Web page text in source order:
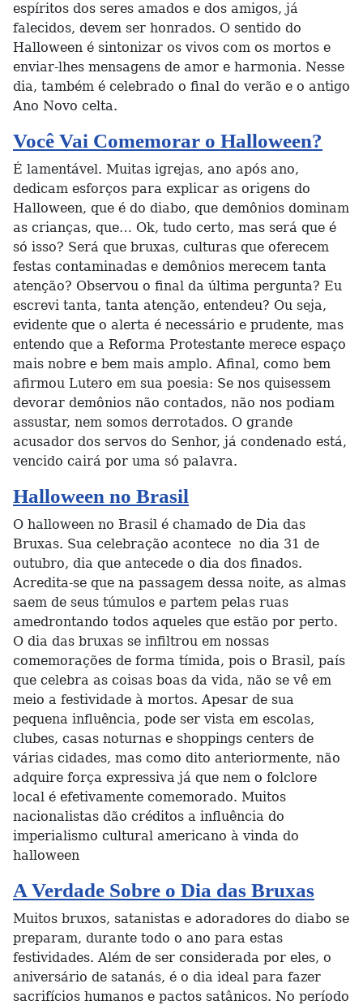
espíritos dos seres amados e dos amigos, já
falecidos, devem ser honrados. O sentido do
Halloween é sintonizar os vivos com os mortos e
enviar-lhes mensagens de amor e harmonia. Nesse
dia, também é celebrado o final do verão e o antigo
Ano Novo celta.
Você Vai Comemorar o Halloween?
É lamentável. Muitas igrejas, ano após ano,
dedicam esforços para explicar as origens do
Halloween, que é do diabo, que demônios dominam
as crianças, que… Ok, tudo certo, mas será que é
só isso? Será que bruxas, culturas que oferecem
festas contaminadas e demônios merecem tanta
atenção? Observou o final da última pergunta? Eu
escrevi tanta, tanta atenção, entendeu? Ou seja,
evidente que o alerta é necessário e prudente, mas
entendo que a Reforma Protestante merece espaço
mais nobre e bem mais amplo. Afinal, como bem
afirmou Lutero em sua poesia: Se nos quisessem
devorar demônios não contados, não nos podiam
assustar, nem somos derrotados. O grande
acusador dos servos do Senhor, já condenado está,
vencido cairá por uma só palavra.
Halloween no Brasil
O halloween no Brasil é chamado de Dia das
Bruxas. Sua celebração acontece no dia 31 de
outubro, dia que antecede o dia dos finados.
Acredita-se que na passagem dessa noite, as almas
saem de seus túmulos e partem pelas ruas
amedrontando todos aqueles que estão por perto.
O dia das bruxas se infiltrou em nossas
comemorações de forma tímida, pois o Brasil, país
que celebra as coisas boas da vida, não se vê em
meio a festividade à mortos. Apesar de sua
pequena influência, pode ser vista em escolas,
clubes, casas noturnas e shoppings centers de
várias cidades, mas como dito anteriormente, não
adquire força expressiva já que nem o folclore
local é efetivamente comemorado. Muitos
nacionalistas dão créditos a influência do
imperialismo cultural americano à vinda do
halloween
A Verdade Sobre o Dia das Bruxas
Muitos bruxos, satanistas e adoradores do diabo se
preparam, durante todo o ano para estas
festividades. Além de ser considerada por eles, o
aniversário de satanás, é o dia ideal para fazer
sacrifícios humanos e pactos satânicos. No período